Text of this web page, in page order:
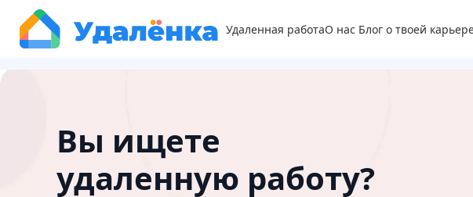
Удаленная работаО нас Блог о твоей
Вы ищете
удаленную работу?